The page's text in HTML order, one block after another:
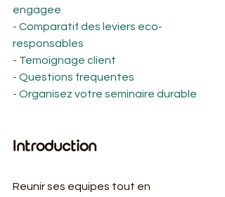
engagee
- Comparatif des leviers eco-
responsables
- Temoignage client
- Questions frequentes
- Organisez votre seminaire durable
Introduction
Reunir ses equipes tout en